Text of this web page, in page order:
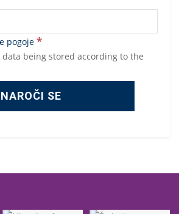
pogoje *
data being stored according to the